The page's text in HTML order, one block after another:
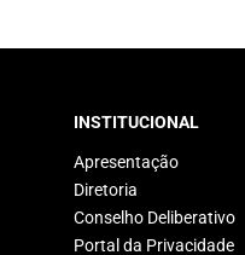
INSTITUCIONAL
Apresentação
Diretoria
Conselho Deliberativo
Portal da Privacidade